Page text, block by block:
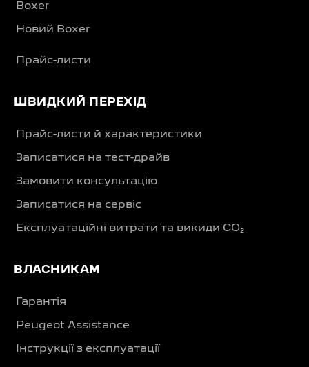
Boxer
Новий Boxer
Прайс-листи
ШВИДКИЙ ПЕРЕХІД
Прайс-листи й характеристики
Записатися на тест-драйв
Замовити консультацію
Записатися на сервіс
Експлуатаційні витрати та викиди CO₂
ВЛАСНИКАМ
Гарантія
Peugeot Assistance
Інструкції з експлуатації